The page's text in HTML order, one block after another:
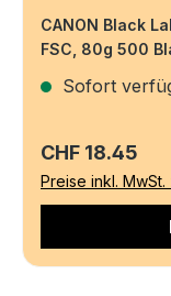
CANON Black
FSC, 80g 500
Sofort
Regulärer Preis:
CHF 18.45
Preise inkl.